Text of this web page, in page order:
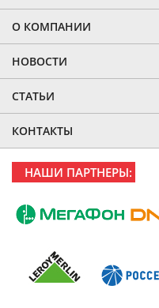
О КОМПАНИИ
НОВОСТИ
СТАТЬИ
КОНТАКТЫ
НАШИ ПАРТНЕРЫ: